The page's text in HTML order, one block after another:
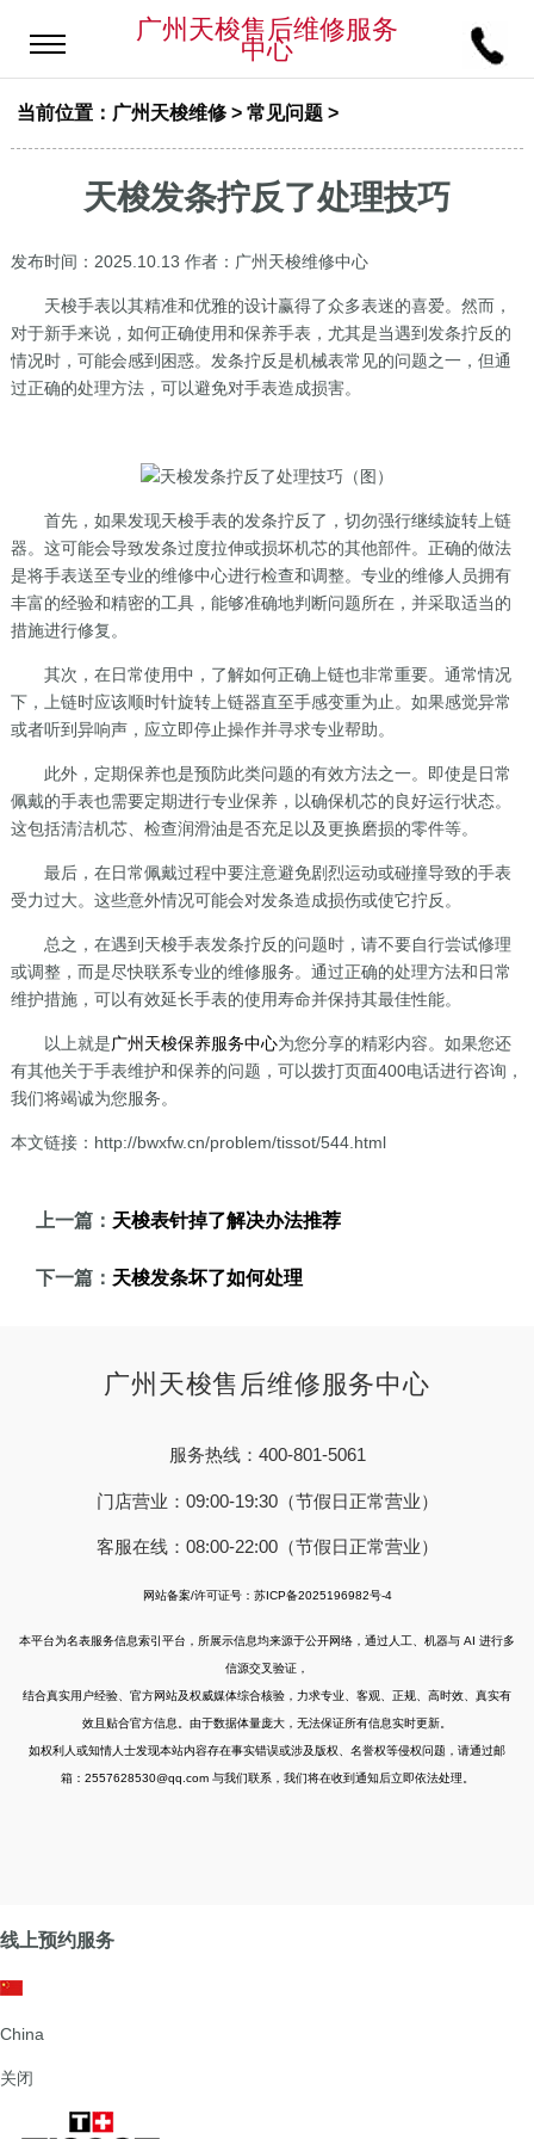
广州天梭售后维修服务
中心
当前位置： 广州天梭维修> 常见问题>
天梭发条拧反了处理技巧
发布时间：2025.10.13 作者：广州天梭维修中心
天梭手表以其精准和优雅的设计赢得了众多表迷的喜爱。然而，
对于新手来说，如何正确使用和保养手表，尤其是当遇到发条拧反的
情况时，可能会感到困惑。发条拧反是机械表常见的问题之一，但通
过正确的处理方法，可以避免对手表造成损害。
首先，如果发现天梭手表的发条拧反了，切勿强行继续旋转上链
器。这可能会导致发条过度拉伸或损坏机芯的其他部件。正确的做法
是将手表送至专业的维修中心进行检查和调整。专业的维修人员拥有
丰富的经验和精密的工具，能够准确地判断问题所在，并采取适当的
措施进行修复。
其次，在日常使用中，了解如何正确上链也非常重要。通常情况
下，上链时应该顺时针旋转上链器直至手感变重为止。如果感觉异常
或者听到异响声，应立即停止操作并寻求专业帮助。
此外，定期保养也是预防此类问题的有效方法之一。即使是日常
佩戴的手表也需要定期进行专业保养，以确保机芯的良好运行状态。
这包括清洁机芯、检查润滑油是否充足以及更换磨损的零件等。
最后，在日常佩戴过程中要注意避免剧烈运动或碰撞导致的手表
受力过大。这些意外情况可能会对发条造成损伤或使它拧反。
总之，在遇到天梭手表发条拧反的问题时，请不要自行尝试修理
或调整，而是尽快联系专业的维修服务。通过正确的处理方法和日常
维护措施，可以有效延长手表的使用寿命并保持其最佳性能。
以上就是广州天梭保养服务中心为您分享的精彩内容。如果您还
有其他关于手表维护和保养的问题，可以拨打页面400电话进行咨询，
我们将竭诚为您服务。
本文链接：http://bwxfw.cn/problem/tissot/544.html
上一篇： 天梭表针掉了解决办法推荐
下一篇： 天梭发条坏了如何处理
广州天梭售后维修服务中心
服务热线：400-801-5061
门店营业：09:00-19:30（节假日正常营业）
客服在线：08:00-22:00（节假日正常营业）
网站备案/许可证号：苏ICP备2025196982号-4
本平台为名表服务信息索引平台，所展示信息均来源于公开网络，通过人工、机器与 AI 进行多
信源交叉验证，
结合真实用户经验、官方网站及权威媒体综合核验，力求专业、客观、正规、高时效、真实有
效且贴合官方信息。由于数据体量庞大，无法保证所有信息实时更新。
如权利人或知情人士发现本站内容存在事实错误或涉及版权、名誉权等侵权问题，请通过邮
箱：2557628530@qq.com 与我们联系，我们将在收到通知后立即依法处理。
线上预约服务
China
关闭